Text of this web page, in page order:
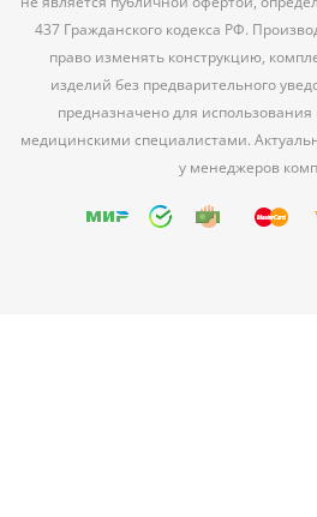
437 Гражданского кодекса РФ.
право изменять конструкцию,
изделий без предварительного
предназначено для
медицинскими специалистами.
у менеджеров